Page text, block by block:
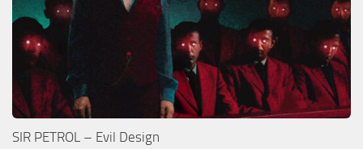
SIR PETROL – Evil Design